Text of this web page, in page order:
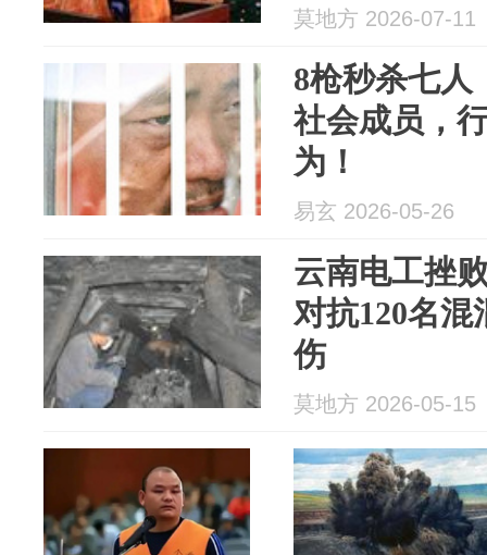
莫地方 2026-07-11
8枪秒杀七人
社会成员，
为！
易玄 2026-05-26
云南电工挫
对抗120名混
伤
莫地方 2026-05-15